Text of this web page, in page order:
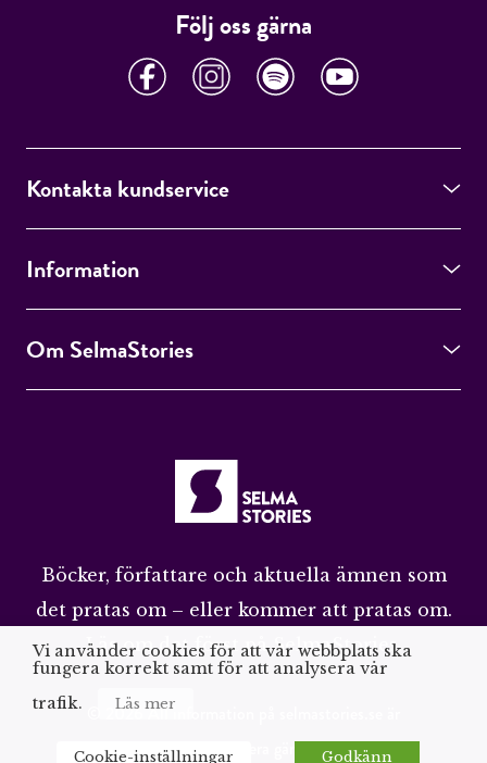
Följ oss gärna
Kontakta kundservice
Information
Om SelmaStories
Böcker, författare och aktuella ämnen som
det pratas om – eller kommer att pratas om.
Läs om det först på SelmaStories.
© 2026 All information på selmastories.se är
upphovsrättsskyddad. Citera gärna men ange källa
Vi använder cookies för att vår webbplats ska
fungera korrekt samt för att analysera vår
trafik.
Läs mer
Cookie-inställningar Godkänn